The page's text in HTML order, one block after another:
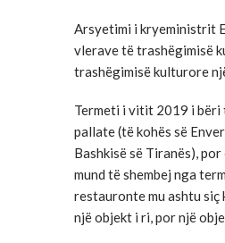
Arsyetimi i kryeministrit
vlerave të trashëgimisë
trashëgimisë kulturore
Termeti i vitit 2019 i bëri
pallate (të kohës së
Bashkisë së Tiranës),
mund të shembej nga
restauronte mu ashtu siç
një objekt i ri, por një